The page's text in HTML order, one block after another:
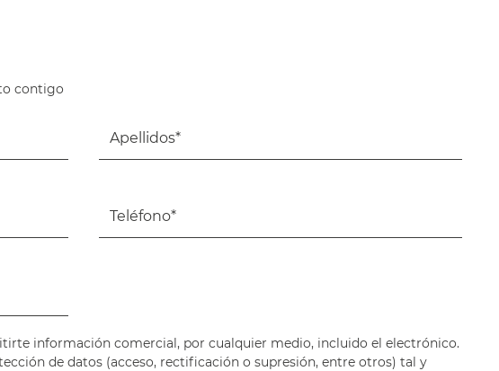
contigo
información comercial, por cualquier medio, incluido el electrónico.
de datos (acceso, rectificación o supresión, entre otros) tal y